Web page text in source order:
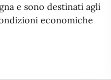
e sono destinati agli
economiche